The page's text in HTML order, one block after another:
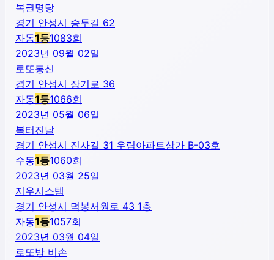
복권명당
경기 안성시 승두길 62
자동1등1083회
2023년 09월 02일
로또통신
경기 안성시 장기로 36
자동1등1066회
2023년 05월 06일
복터진날
경기 안성시 진사길 31 우림아파트상가 B-03호
수동1등1060회
2023년 03월 25일
지우시스템
경기 안성시 덕봉서원로 43 1층
자동1등1057회
2023년 03월 04일
로또방 비손